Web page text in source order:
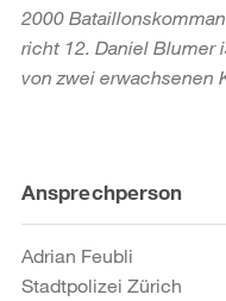
2000
richt 12. Daniel Blumer
von zwei erwachsenen
Weitere
Informationen
Ansprechperson
Adrian Feubli
Stadtpolizei Zürich